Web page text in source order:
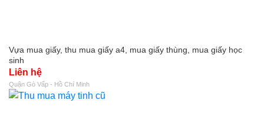
Vựa mua giấy, thu mua giấy a4, mua giấy thùng, mua giấy học
sinh
Liên hệ
Quận Gò Vấp - Hồ Chí Minh